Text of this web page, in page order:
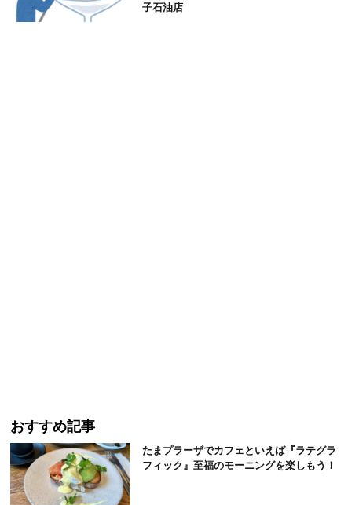
子石油店
おすすめ記事
たまプラーザでカフェといえば『ラテグラ
フィック』至福のモーニングを楽しもう！